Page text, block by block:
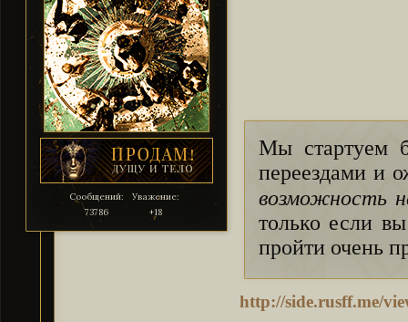
Сообщений:
73786
Уважение:
+18
Мы стартуем
переездами и
возможность
только если
пройти очень
http://side.rusff.me/